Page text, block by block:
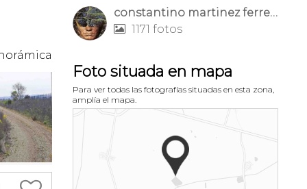
constantino martinez ferrero
 1171 fotos
Foto situada en mapa
Para ver todas las fotografías situadas en esta zona,
amplía el mapa.